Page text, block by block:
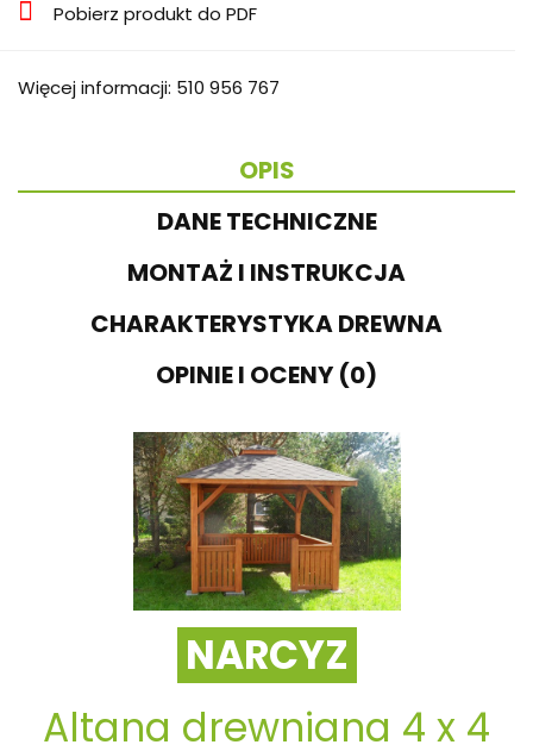
Pobierz produkt do PDF
Więcej informacji: 510 956 767
OPIS
DANE TECHNICZNE
MONTAŻ I INSTRUKCJA
CHARAKTERYSTYKA DREWNA
OPINIE I OCENY (0)
NARCYZ
Altana drewniana 4 x 4